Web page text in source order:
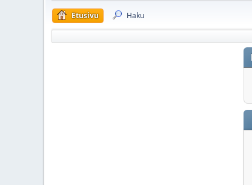
Etusivu Haku